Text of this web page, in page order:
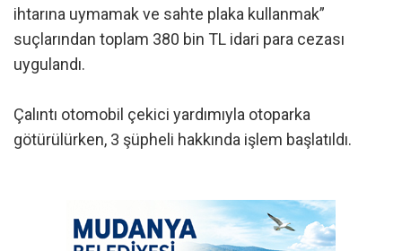
ihtarına uymamak ve sahte plaka kullanmak”
suçlarından toplam 380 bin TL idari para cezası
uygulandı.
Çalıntı otomobil çekici yardımıyla otoparka
götürülürken, 3 şüpheli hakkında işlem başlatıldı.